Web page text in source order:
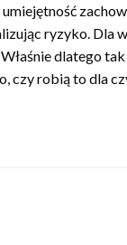
ryzyko. Dla
dlatego
czy robią to dla